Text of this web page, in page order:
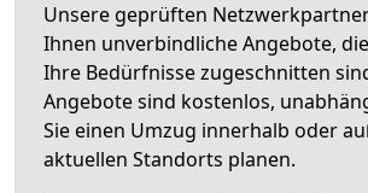
Unsere geprüften
Ihnen unverbindliche Angebote,
Ihre Bedürfnisse zugeschnitten
Angebote sind kostenlos,
Sie einen Umzug innerhalb oder
aktuellen Standorts planen.